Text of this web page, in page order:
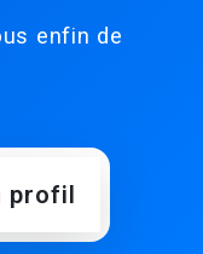
enfin de
profil